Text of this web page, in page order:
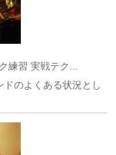
練習 実戦テク...
のよくある状況とし